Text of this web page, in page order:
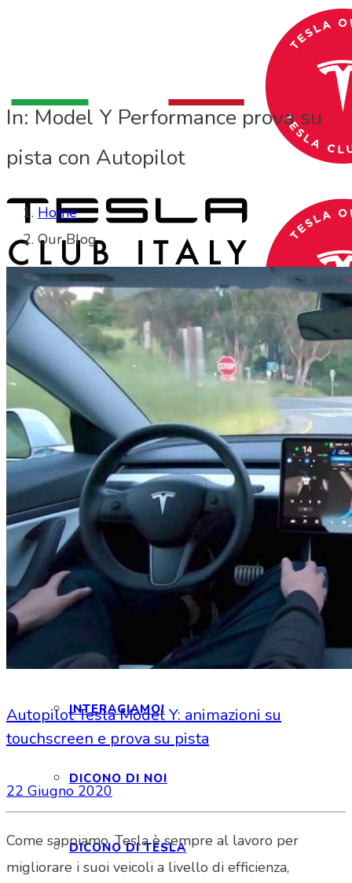
HOME
CHI SIAMO
CHI SIAMO
INTERAGIAMO!
DICONO DI NOI
DICONO DI TESLA
In: Model Y Performance prova su
pista con Autopilot
Home
Our Blog
Autopilot Tesla Model Y: animazioni su
touchscreen e prova su pista
22 Giugno 2020
Come sappiamo, Tesla è sempre al lavoro per
migliorare i suoi veicoli a livello di efficienza,